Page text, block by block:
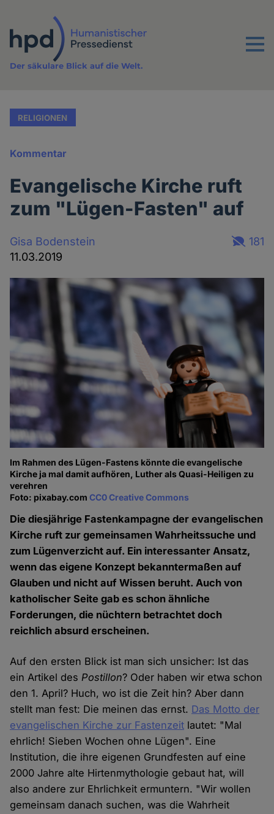
Inhalt
Menu
Der säkulare Blick auf die Welt.
RELIGIONEN
Kommentar
Evangelische Kirche ruft
zum "Lügen-Fasten" auf
Gisa Bodenstein
11.03.2019
181
Im Rahmen des Lügen-Fastens könnte die evangelische
Kirche ja mal damit aufhören, Luther als Quasi-Heiligen zu
verehren
Foto: pixabay.comCC0 Creative Commons
Die diesjährige Fastenkampagne der evangelischen
Kirche ruft zur gemeinsamen Wahrheitssuche und
zum Lügenverzicht auf. Ein interessanter Ansatz,
wenn das eigene Konzept bekanntermaßen auf
Glauben und nicht auf Wissen beruht. Auch von
katholischer Seite gab es schon ähnliche
Forderungen, die nüchtern betrachtet doch
reichlich absurd erscheinen.
Auf den ersten Blick ist man sich unsicher: Ist das
ein Artikel desPostillon? Oder haben wir etwa schon
den 1. April? Huch, wo ist die Zeit hin? Aber dann
stellt man fest: Die meinen das ernst. Das Motto der
evangelischen Kirche zur Fastenzeit lautet: "Mal
ehrlich! Sieben Wochen ohne Lügen". Eine
Institution, die ihre eigenen Grundfesten auf eine
2000 Jahre alte Hirtenmythologie gebaut hat, will
also andere zur Ehrlichkeit ermuntern. "Wir wollen
gemeinsam danach suchen, was die Wahrheit